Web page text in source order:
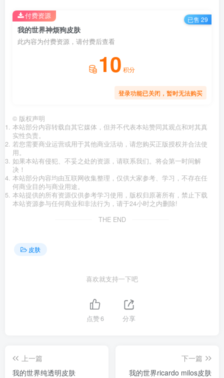
我的世界神烦狗皮肤
此内容为付费资源，请付费后查看
10 积分
登录功能已关闭，暂时无法购买
付费资源 已售 29
© 版权声明
本站部分内容转载自其它媒体，但并不代表本站赞同其观点和对其真
实性负责。
若您需要商业运营或用于其他商业活动，请您购买正版授权并合法使
用。
如果本站有侵犯、不妥之处的资源，请联系我们。将会第一时间解
决！
本站部分内容均由互联网收集整理，仅供大家参考、学习，不存在任
何商业目的与商业用途。
本站提供的所有资源仅供参考学习使用，版权归原著所有，禁止下载
本站资源参与任何商业和非法行为，请于24小时之内删除!
THE END
皮肤
喜欢就支持一下吧
点赞6 分享
上一篇
我的世界纯透明皮肤
下一篇
我的世界ricardo milos皮肤